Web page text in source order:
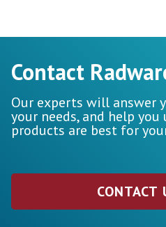
Contact
Our experts will answer
your needs, and help
products are best for
CONTACT